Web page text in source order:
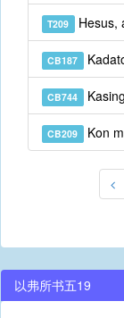
T209 Hesus,
CB187
CB744
CB209 Kon
以弗所书五19